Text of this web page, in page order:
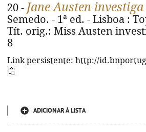
20 - Jane Austen investiga
Semedo. - 1ª ed. - Lisboa :
Tít. orig.: Miss Austen
8
Link persistente: http://
ADICIONAR À LISTA